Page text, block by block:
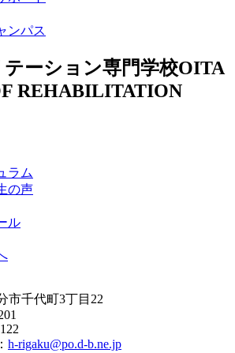
ーション専門学校OITA
REHABILITATION
ラム
の声
ル
市千代町3丁目22
h-rigaku@po.d-b.ne.jp